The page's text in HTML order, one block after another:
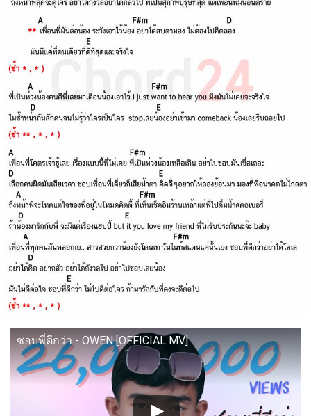
ชอบพี่ดีกว่า - OWEN [OFFICIAL MV]